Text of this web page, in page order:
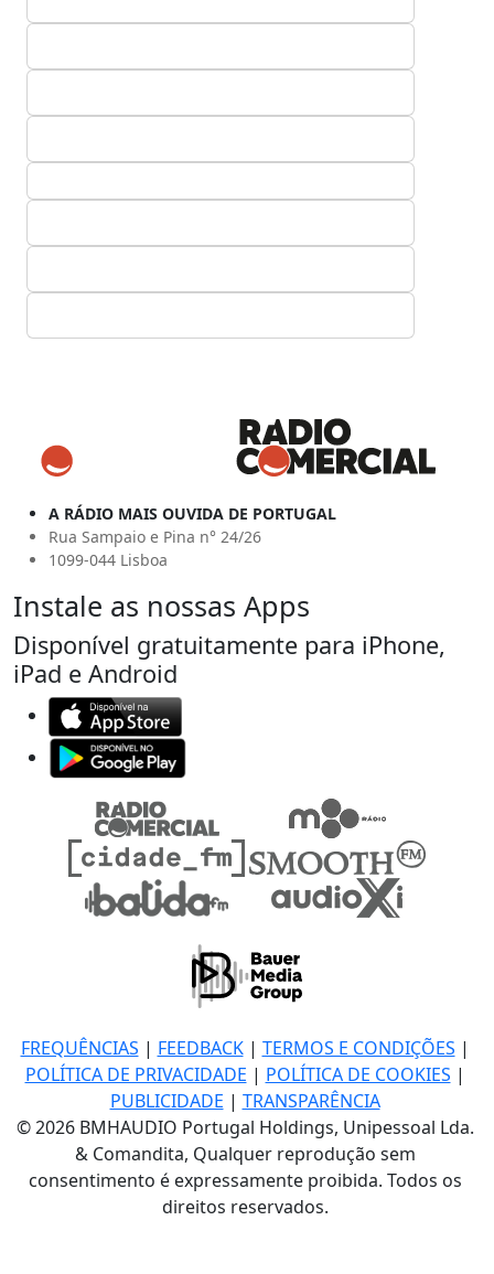
A RÁDIO MAIS OUVIDA DE PORTUGAL
Rua Sampaio e Pina n° 24/26
1099-044 Lisboa
Instale as nossas Apps
Disponível gratuitamente para iPhone,
iPad e Android
FREQUÊNCIAS | FEEDBACK| TERMOS E CONDIÇÕES |
POLÍTICA DE PRIVACIDADE | POLÍTICA DE COOKIES |
PUBLICIDADE | TRANSPARÊNCIA
© 2026 BMHAUDIO Portugal Holdings, Unipessoal Lda.
& Comandita, Qualquer reprodução sem
consentimento é expressamente proibida. Todos os
direitos reservados.